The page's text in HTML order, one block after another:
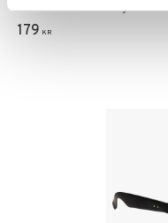
med matt svarta bågar.
179 KR